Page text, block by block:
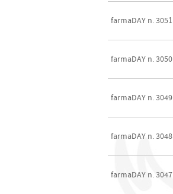
farmaDAY n. 3051
farmaDAY n. 3050
farmaDAY n. 3049
farmaDAY n. 3048
farmaDAY n. 3047